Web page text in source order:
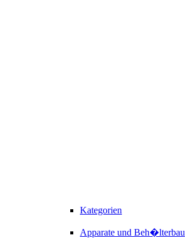
Kategorien
Apparate und Beh�lterbau